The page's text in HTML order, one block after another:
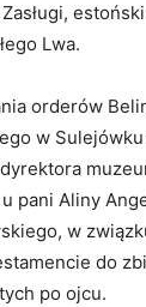
Lwa.
orderów
w
pani Aliny
w
do
po ojcu.